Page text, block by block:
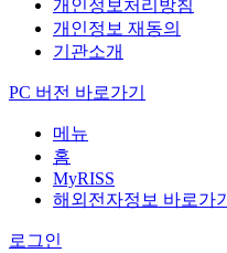
개인정보처리방침
개인정보 재동의
기관소개
PC 버전 바로가기
메뉴
홈
MyRISS
해외전자정보 바로가기
로그인